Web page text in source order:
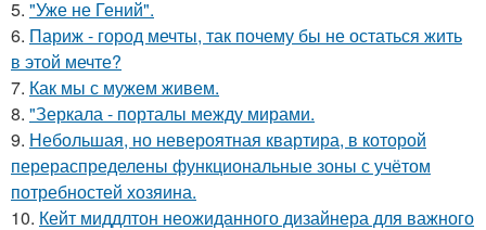
5. "Уже не Гений".
6. Париж - город мечты, так почему бы не остаться жить
в этой мечте?
7. Как мы с мужем живем.
8. "Зеркала - порталы между мирами.
9. Небольшая, но невероятная квартира, в которой
перераспределены функциональные зоны с учётом
потребностей хозяина.
10. Кейт миддлтон неожиданного дизайнера для важного